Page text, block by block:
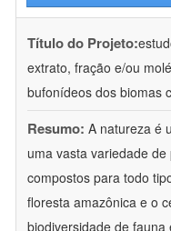
Título do Projeto:
extrato, fração e/ou
bufonídeos dos biomas
Resumo: A natureza é
uma vasta variedade
compostos para todo
floresta amazônica e o
biodiversidade de